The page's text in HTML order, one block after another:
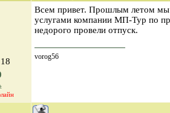
18
Всем привет. Прошлым летом мы
услугами компании МП-Тур по
недорого провели отпуск.
vorog56